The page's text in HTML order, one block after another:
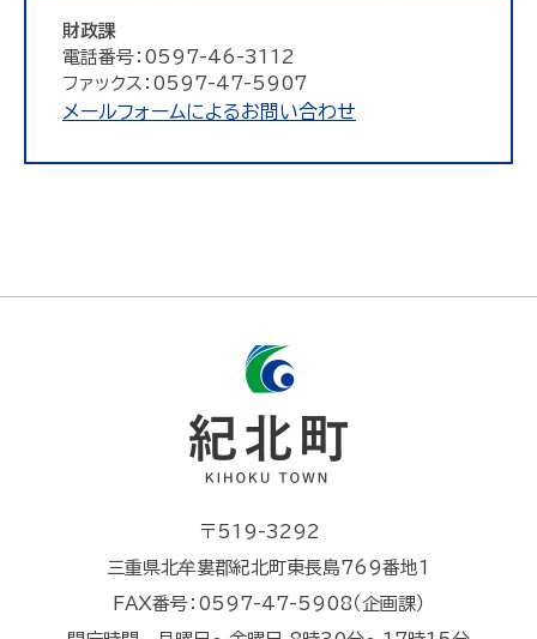
財政課
電話番号：0597-46-3112
ファックス：0597-47-5907
メールフォームによるお問い合わせ
〒519-3292
三重県北牟婁郡紀北町東長島769番地1
FAX番号：0597-47-5908（企画課）